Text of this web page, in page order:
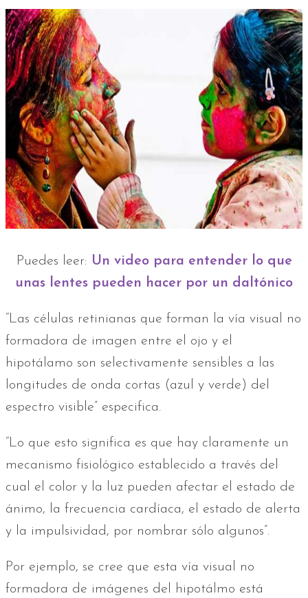
Puedes leer: Un video para entender lo que
unas lentes pueden hacer por un daltónico
“Las células retinianas que forman la vía visual no
formadora de imagen entre el ojo y el
hipotálamo son selectivamente sensibles a las
longitudes de onda cortas (azul y verde) del
espectro visible” especifica.
“Lo que esto significa es que hay claramente un
mecanismo fisiológico establecido a través del
cual el color y la luz pueden afectar el estado de
ánimo, la frecuencia cardíaca, el estado de alerta
y la impulsividad, por nombrar sólo algunos”.
Por ejemplo, se cree que esta vía visual no
formadora de imágenes del hipotálmo está